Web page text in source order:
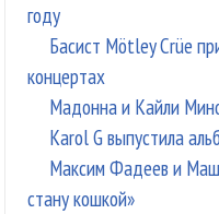
году
Басист Mötley Crüe
концертах
Мадонна и Кайли
Karol G выпустила
Максим Фадеев и
стану кошкой»